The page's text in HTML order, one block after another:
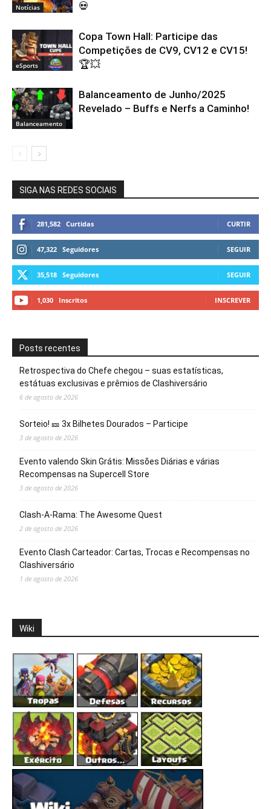
Notícias 💀
eSports
Copa Town Hall: Participe das
Competições de CV9, CV12 e CV15!
🏆💥
Balanceamento
Balanceamento de Junho/2025
Revelado – Buffs e Nerfs a Caminho!
SIGA NAS REDES SOCIAIS
281,582 Curtidas CURTIR
47,322 Seguidores SEGUIR
35,518 Seguidores SEGUIR
1,030 Inscritos INSCREVER
Posts recentes
Retrospectiva do Chefe chegou – suas estatísticas,
estátuas exclusivas e prêmios de Clashiversário
6 de agosto de 2026
Sorteio! 🎫 3x Bilhetes Dourados – Participe
3 de agosto de 2026
Evento valendo Skin Grátis: Missões Diárias e várias
Recompensas na Supercell Store
3 de agosto de 2026
Clash-A-Rama: The Awesome Quest
2 de agosto de 2026
Evento Clash Carteador: Cartas, Trocas e Recompensas no
Clashiversário
1 de agosto de 2026
Wiki